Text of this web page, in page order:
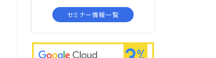
セミナー情報一覧